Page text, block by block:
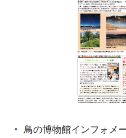
鳥の博物館インフォメ